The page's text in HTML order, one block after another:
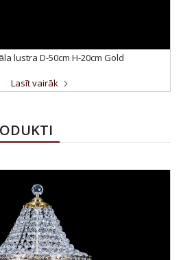
lustra D-50cm H-20cm Gold
Lasīt vairāk